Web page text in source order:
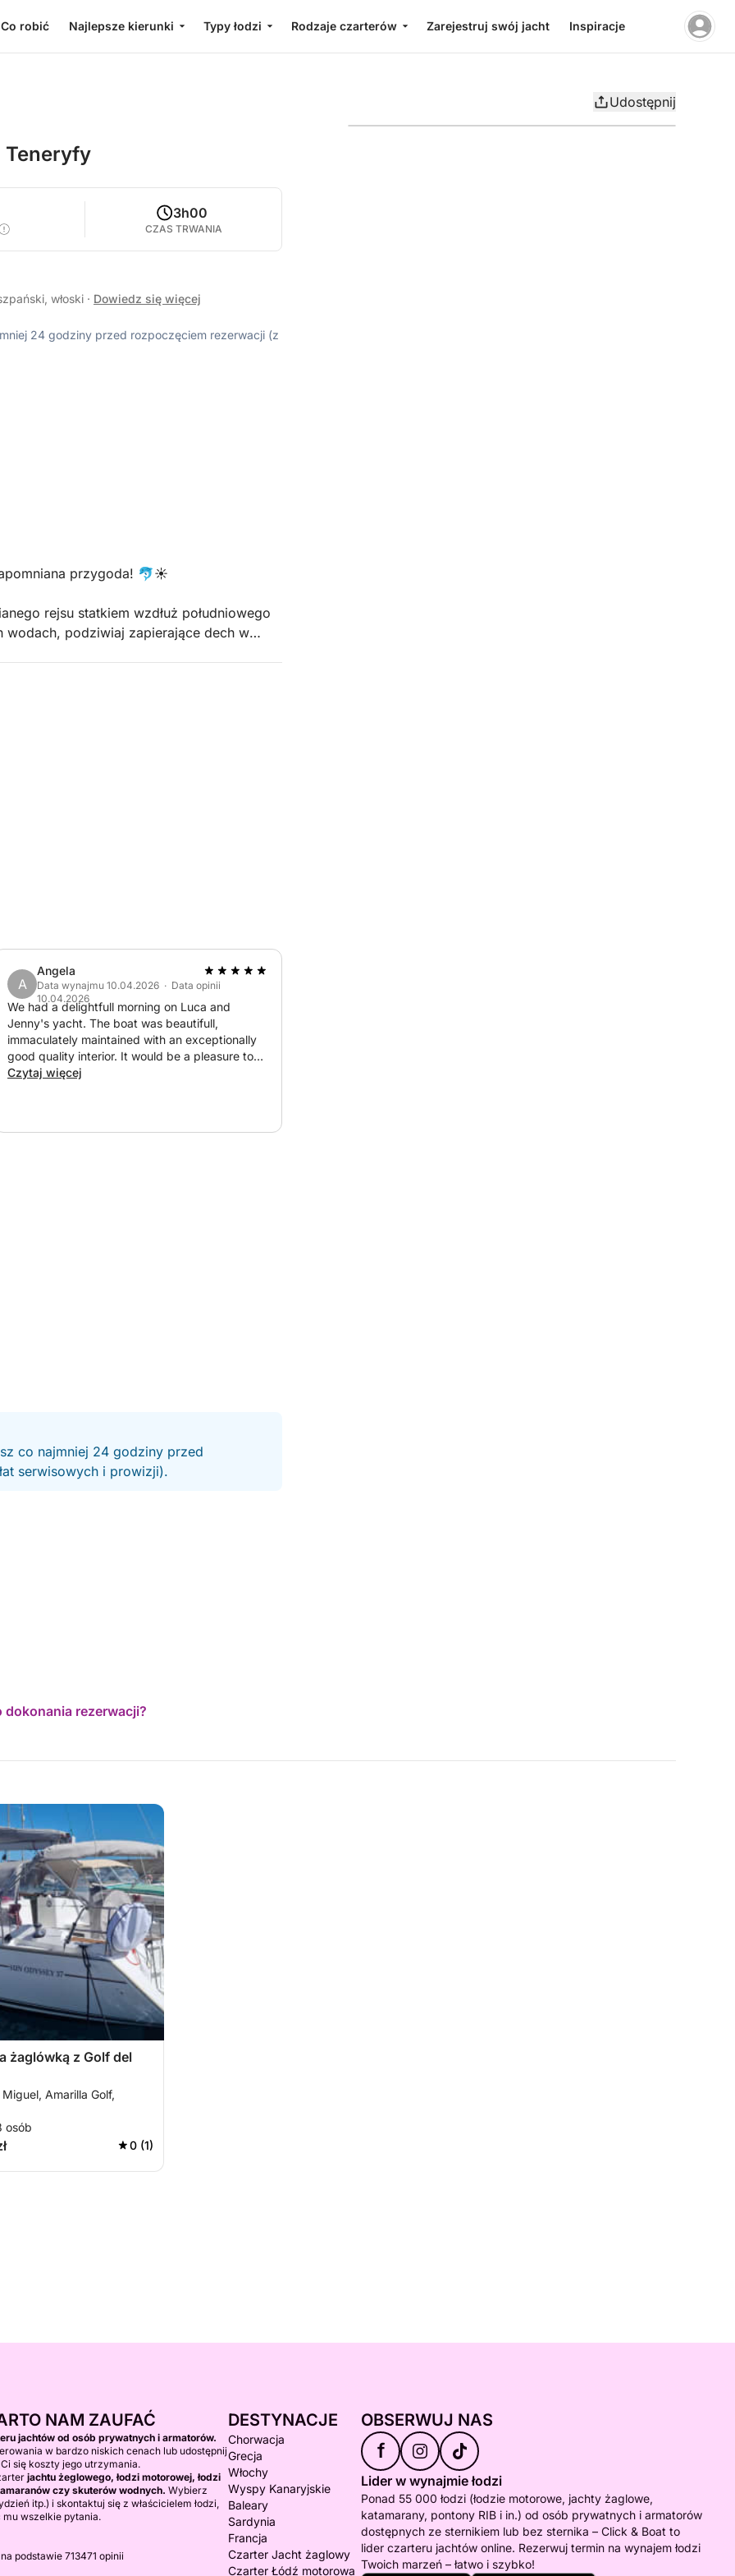
Co robić Najlepsze kierunki Typy łodzi Rodzaje czarterów Zarejestruj swój jacht Inspiracje
Udostępnij
Teneryfy
3h00
CZAS TRWANIA
włoski · Dowiedz się więcej
24 godziny przed rozpoczęciem rezerwacji (z
przygoda! 🐬☀️
rejsu statkiem wzdłuż południowego
podziwiaj zapierające dech w
z bliska.
i przekąskach
temat życia morskiego i wybrzeża
przyrody
i poznaj morze Teneryfy jak nigdy dotąd!
A
Angela
Data wynajmu 10.04.2026 · Data opinii
10.04.2026
We had a delightfull morning on Luca and
Jenny's yacht. The boat was beautifull,
immaculately maintained with an exceptionally
good quality interior. It would be a pleasure to
have a long stay on the boat. Luca and Jenny
Czytaj więcej
co najmniej 24 godziny przed
serwisowych i prowizji).
dokonania rezerwacji?
żaglówką z Golf del
Amarilla Golf,
osób
0 (1)
NAM ZAUFAĆ
jachtów od osób prywatnych i armatorów.
w bardzo niskich cenach lub udostępnij
się koszty jego utrzymania.
jachtu żeglowego, łodzi motorowej, łodzi
czy skuterów wodnych. Wybierz
itp.) i skontaktuj się z właścicielem łodzi,
wszelkie pytania.
podstawie 713471 opinii
DESTYNACJE
Chorwacja
Grecja
Włochy
Wyspy Kanaryjskie
Baleary
Sardynia
Francja
Czarter Jacht żaglowy
Czarter Łódź motorowa
OBSERWUJ NAS
f
Lider w wynajmie łodzi
Ponad 55 000 łodzi (łodzie motorowe, jachty żaglowe,
katamarany, pontony RIB i in.) od osób prywatnych i armatorów
dostępnych ze sternikiem lub bez sternika – Click & Boat to
lider czarteru jachtów online. Rezerwuj termin na wynajem łodzi
Twoich marzeń – łatwo i szybko!